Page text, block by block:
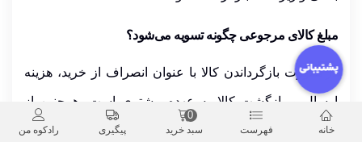
مبلغ کالای مرجوعی چگونه تسویه می‌شود؟
در صورت بازگرداندن کالا با عنوان انصراف از خرید، هزینه
ارسال و بازگشت کالا به عهده مشتری است. همچنین از
مبلغ سفارش، 50,000 تومان بابت هزینه بسته‌بندی، پردازش خانه فهرست سبد خرید
0
پیگیری رادکوه من